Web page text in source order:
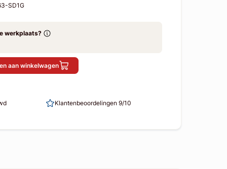
SD1G
werkplaats?
aan winkelwagen
Klantenbeoordelingen 9/10